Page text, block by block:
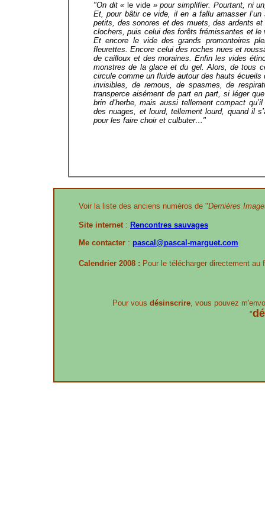
"On dit « le vide» pour simplifier. Pourtant, ni
Et, pour bâtir ce vide, il en a fallu amasser
petits, des sonores et des muets, des ardents
clochers, puis celui des forêts frémissantes et le
Et encore le vide des grands promontoires
fleurettes. Encore celui des roches nues et
de cailloux et des moraines. Enfin les vides
monstres de la glace et du gel. Alors, de tous
circule comme un fluide autour des hauts
invisibles, de remous, de spasmes, de
transperce aisément de part en part, si léger
brin d’herbe, mais aussi tellement compact
des nuages, et lourd, tellement lourd, quand il
pour les faire choir et culbuter…"
Voir la liste des anciens numéros de "Dernières
Site internet : Rencontres sauvages
Me contacter : pascal@pascal-marguet.com
Calendrier 2008 : Pour le télécharger directement au
Pour vous désinscrire, vous pouvez
"